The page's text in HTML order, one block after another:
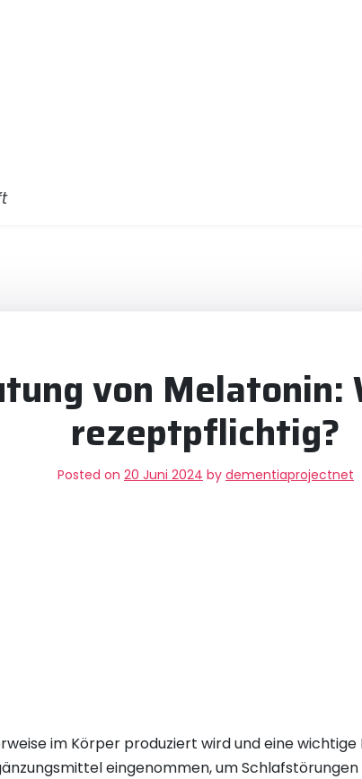
von Melatonin:
rezeptpflichtig?
Posted on 20 Juni 2024 by dementiaprojectnet
im Körper produziert wird und eine
eingenommen, um